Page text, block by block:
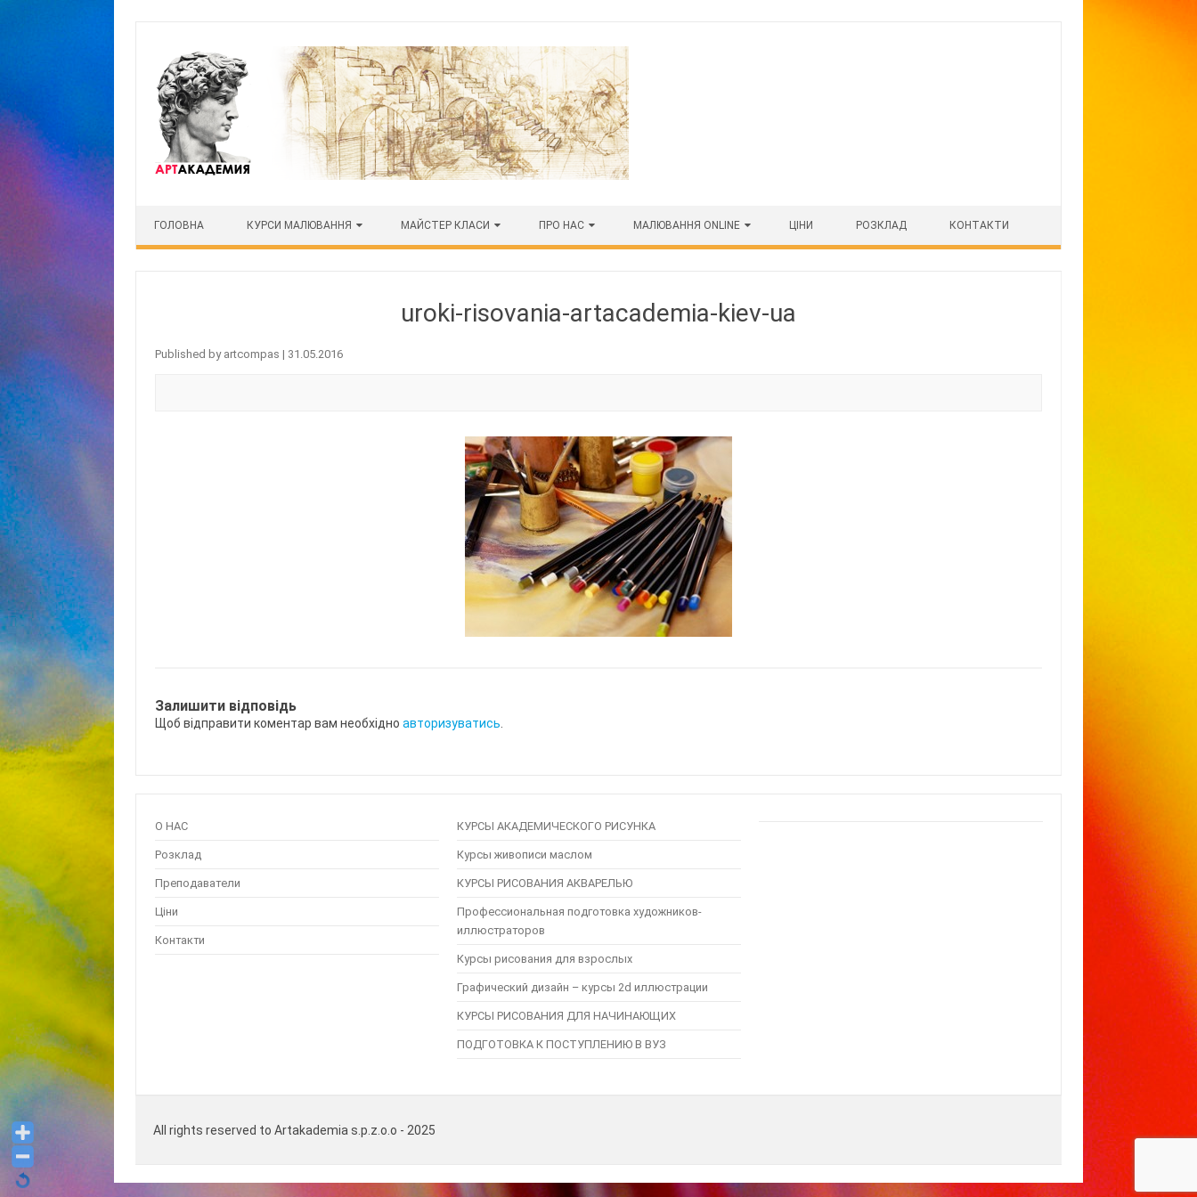
ГОЛОВНА КУРСИ МАЛЮВАННЯ МАЙСТЕР КЛАСИ ПРО НАС МАЛЮВАННЯ ONLINE ЦІНИ РОЗКЛАД КОНТАКТИ
uroki-risovania-artacademia-kiev-ua
Published by artcompas | 31.05.2016
Залишити відповідь
Щоб відправити коментар вам необхідно авторизуватись
О НАС
Розклад
Преподаватели
Ціни
Контакти
КУРСЫ АКАДЕМИЧЕСКОГО РИСУНКА
Курсы живописи маслом
КУРСЫ РИСОВАНИЯ АКВАРЕЛЬЮ
Профессиональная подготовка художников-
иллюстраторов
Курсы рисования для взрослых
Графический дизайн – курсы 2d иллюстрации
КУРСЫ РИСОВАНИЯ ДЛЯ НАЧИНАЮЩИХ
ПОДГОТОВКА К ПОСТУПЛЕНИЮ В ВУЗ
All rights reserved to Artakademia s.p.z.o.o - 2025